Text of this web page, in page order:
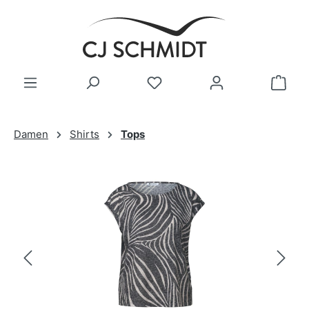
Zum Hauptinhalt springen
Damen Shirts Tops